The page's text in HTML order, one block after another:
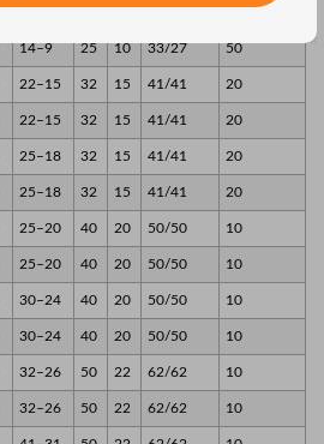
14–9 25 10 33/27 50
14–9 25 10 33/27 50
22–15 32 15 41/41 20
22–15 32 15 41/41 20
25–18 32 15 41/41 20
25–18 32 15 41/41 20
25–20 40 20 50/50 10
25–20 40 20 50/50 10
30–24 40 20 50/50 10
30–24 40 20 50/50 10
32–26 50 22 62/62 10
32–26 50 22 62/62 10